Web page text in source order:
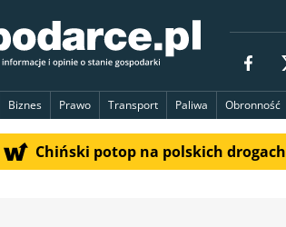
Biznes Prawo Transport Paliwa Obronność
Chiński potop na polskich drogach